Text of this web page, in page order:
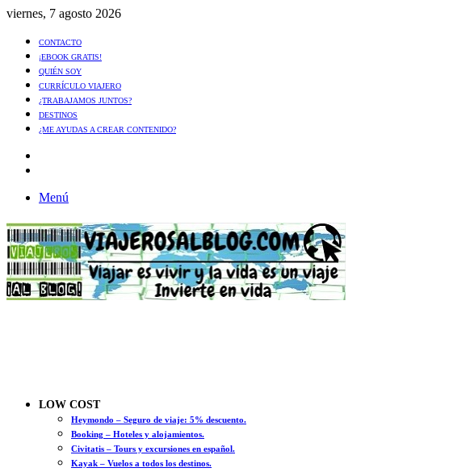
viernes, 7 agosto 2026
CONTACTO
¡EBOOK GRATIS!
QUIÉN SOY
CURRÍCULO VIAJERO
¿TRABAJAMOS JUNTOS?
DESTINOS
¿ME AYUDAS A CREAR CONTENIDO?
Menú
LOW COST
Heymondo – Seguro de viaje: 5% descuento.
Booking – Hoteles y alojamientos.
Civitatis – Tours y excursiones en español.
Kayak – Vuelos a todos los destinos.